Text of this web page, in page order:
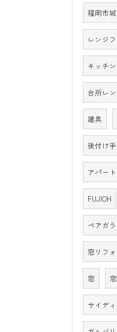
福岡市
レンジ
キッチ
台所レ
建具
後付け手
アパート
FUJIOH
ペアガ
窓リフ
窓
サイデ